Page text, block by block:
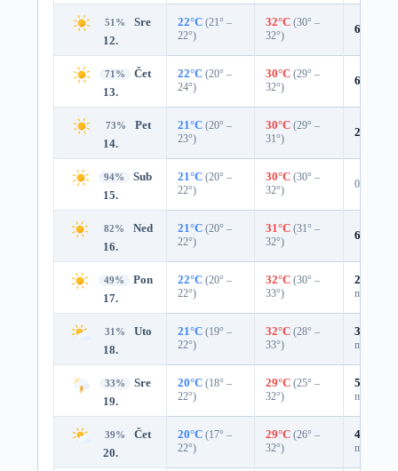
51%
Sre
12.
22°C (21° –
22°)
32°C (30° –
32°)
6%
71%
Čet
13.
22°C (20° –
24°)
30°C (29° –
32°)
6%
73%
Pet
14.
21°C (20° –
23°)
30°C (29° –
31°)
2%
94%
Sub
15.
21°C (20° –
22°)
30°C (30° –
32°)
0%
82%
Ned
16.
21°C (20° –
22°)
31°C (31° –
32°)
6%
49%
Pon
17.
22°C (20° –
22°)
32°C (30° –
33°)
29%
mm)
31%
Uto
18.
21°C (19° –
22°)
32°C (28° –
33°)
33%
mm)
33%
Sre
19.
20°C (18° –
22°)
29°C (25° –
32°)
51%
mm)
39%
Čet
20.
20°C (17° –
22°)
29°C (26° –
32°)
49%
mm)